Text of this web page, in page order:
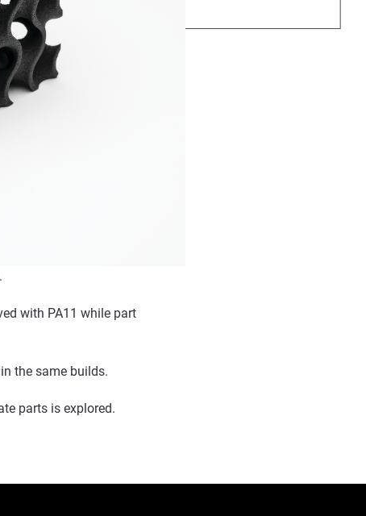
with PA11 while part
the same builds.
parts is explored.